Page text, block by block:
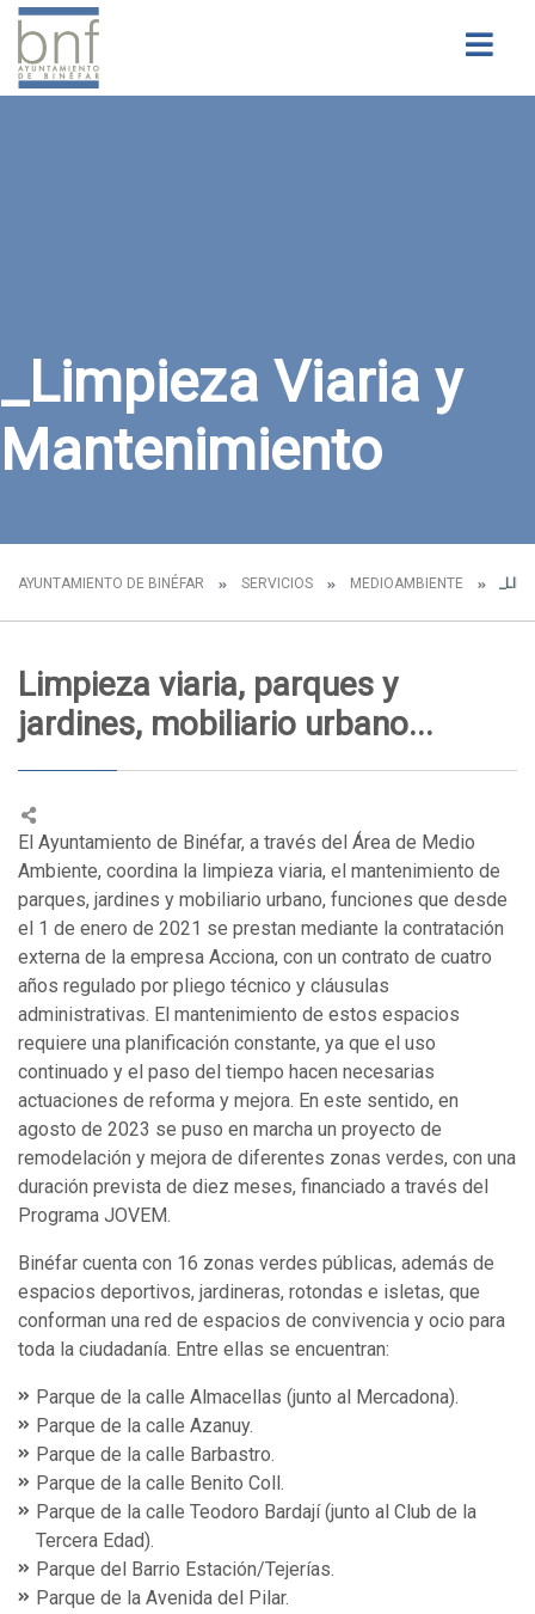
_Limpieza Viaria y
Mantenimiento
AYUNTAMIENTO DE BINÉFAR SERVICIOS MEDIOAMBIENTE
Limpieza viaria, parques y
jardines, mobiliario urbano...
El Ayuntamiento de Binéfar, a través del Área de Medio
Ambiente, coordina la limpieza viaria, el mantenimiento de
parques, jardines y mobiliario urbano, funciones que desde
el 1 de enero de 2021 se prestan mediante la contratación
externa de la empresa Acciona, con un contrato de cuatro
años regulado por pliego técnico y cláusulas
administrativas. El mantenimiento de estos espacios
requiere una planificación constante, ya que el uso
continuado y el paso del tiempo hacen necesarias
actuaciones de reforma y mejora. En este sentido, en
agosto de 2023 se puso en marcha un proyecto de
remodelación y mejora de diferentes zonas verdes, con una
duración prevista de diez meses, financiado a través del
Programa JOVEM.
Binéfar cuenta con 16 zonas verdes públicas, además de
espacios deportivos, jardineras, rotondas e isletas, que
conforman una red de espacios de convivencia y ocio para
toda la ciudadanía. Entre ellas se encuentran:
Parque de la calle Almacellas (junto al Mercadona).
Parque de la calle Azanuy.
Parque de la calle Barbastro.
Parque de la calle Benito Coll.
Parque de la calle Teodoro Bardají (junto al Club de la
Tercera Edad).
Parque del Barrio Estación/Tejerías.
Parque de la Avenida del Pilar.